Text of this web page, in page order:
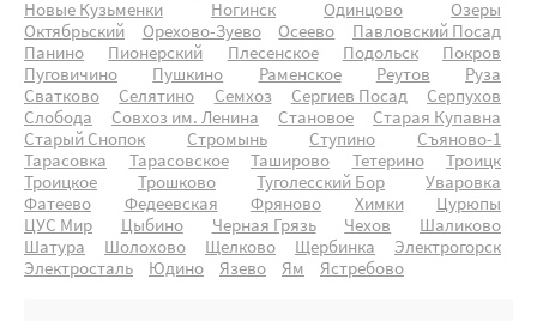
Новые Кузьменки
Ногинск Одинцово
Озеры
Октябрьский
Орехово-Зуево Осеево
Павловский Посад
Панино
Пионерский Плесенское Подольск
Покров
Пуговичино
Пушкино Раменское Реутов
Руза
Сватково
Селятино Семхоз Сергиев Посад
Серпухов
Слобода
Совхоз им. Ленина Становое
Старая Купавна
Старый Снопок
Стромынь Ступино
Съяново-1
Тарасовка
Тарасовское Таширово Тетерино
Троицк
Троицкое
Трошково Туголесский Бор
Уваровка
Фатеево
Федеевская Фряново Химки
Цурюпы
ЦУС Мир
Цыбино Черная Грязь Чехов
Шаликово
Шатура
Шолохово Щелково Щербинка
Электрогорск
Электросталь
Юдино Язево Ям Ястребово